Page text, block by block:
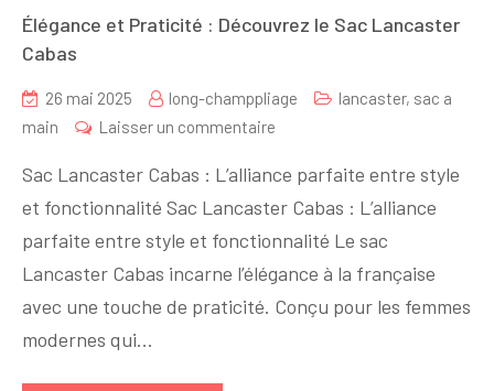
Élégance et Praticité : Découvrez le Sac Lancaster
Cabas
26 mai 2025 long-champpliage lancaster, sac a
main
Laisser un commentaire
et
Praticité
:
Découvrez
le
Sac Lancaster Cabas : L’alliance parfaite entre style
et fonctionnalité Sac Lancaster Cabas : L’alliance
parfaite entre style et fonctionnalité Le sac
Lancaster Cabas incarne l’élégance à la française
avec une touche de praticité. Conçu pour les femmes
modernes qui…